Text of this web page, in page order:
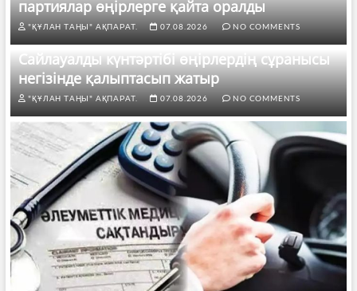
партиялар өңірлерге қайта оралды
"ҚҰЛАН ТАҢЫ" АҚПАРАТ. 07.08.2026 NO COMMENTS
Сайлауалды күнтәртібі өңірлердің сұранысы
негізінде қалыптасып жатыр
"ҚҰЛАН ТАҢЫ" АҚПАРАТ. 07.08.2026 NO COMMENTS